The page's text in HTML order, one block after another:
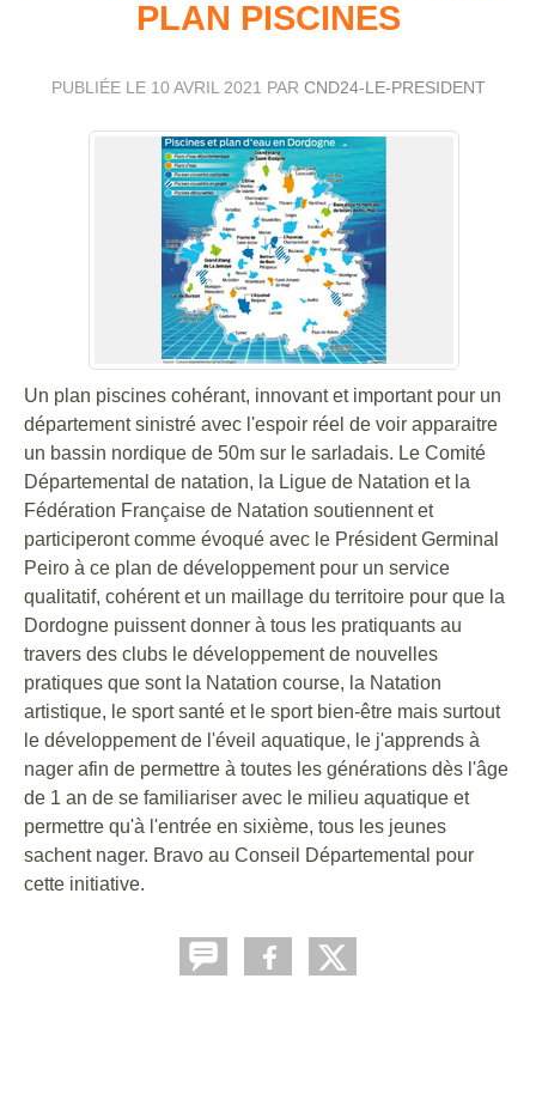
PLAN PISCINES
PUBLIÉE LE 10 AVRIL 2021 PAR CND24-LE-PRESIDENT
Un plan piscines cohérant, innovant et important pour un
département sinistré avec l'espoir réel de voir apparaitre
un bassin nordique de 50m sur le sarladais. Le Comité
Départemental de natation, la Ligue de Natation et la
Fédération Française de Natation soutiennent et
participeront comme évoqué avec le Président Germinal
Peiro à ce plan de développement pour un service
qualitatif, cohérent et un maillage du territoire pour que la
Dordogne puissent donner à tous les pratiquants au
travers des clubs le développement de nouvelles
pratiques que sont la Natation course, la Natation
artistique, le sport santé et le sport bien-être mais surtout
le développement de l'éveil aquatique, le j'apprends à
nager afin de permettre à toutes les générations dès l'âge
de 1 an de se familiariser avec le milieu aquatique et
permettre qu'à l'entrée en sixième, tous les jeunes
sachent nager. Bravo au Conseil Départemental pour
cette initiative.